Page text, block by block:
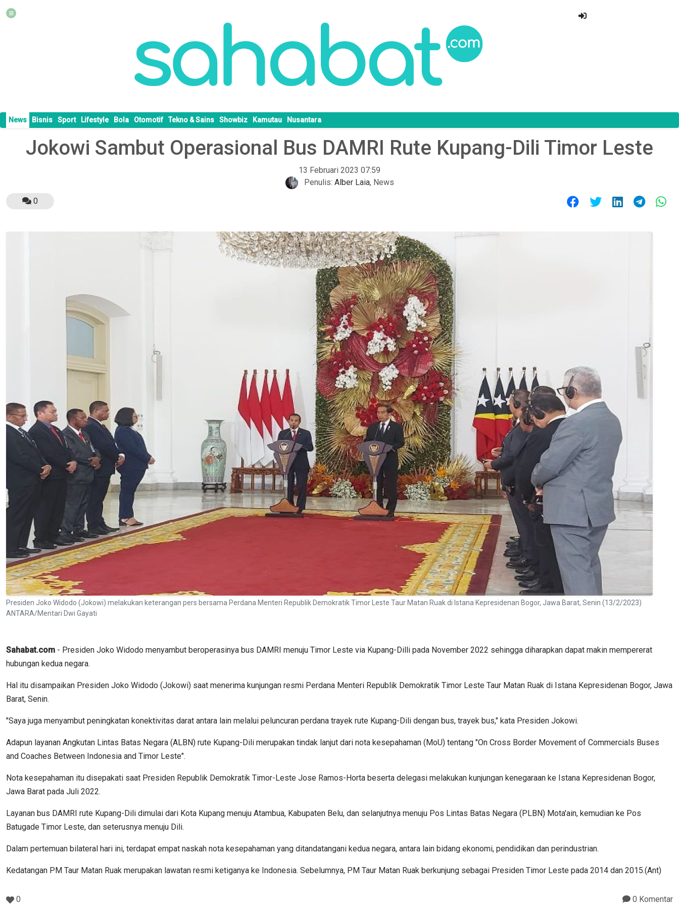
News Bisnis Sport Lifestyle Bola Otomotif Tekno & Sains Showbiz Kamutau Nusantara
Jokowi Sambut Operasional Bus DAMRI Rute Kupang-Dili Timor Leste
13 Februari 2023 07:59
Penulis: Alber Laia, News
0
Presiden Joko Widodo (Jokowi) melakukan keterangan pers bersama Perdana Menteri Republik Demokratik Timor Leste Taur Matan Ruak di Istana Kepresidenan Bogor, Jawa Barat, Senin (13/2/2023)
ANTARA/Mentari Dwi Gayati
Sahabat.com - Presiden Joko Widodo menyambut beroperasinya bus DAMRI menuju Timor Leste via Kupang-Dilli pada November 2022 sehingga diharapkan dapat makin mempererat
hubungan kedua negara.
Hal itu disampaikan Presiden Joko Widodo (Jokowi) saat menerima kunjungan resmi Perdana Menteri Republik Demokratik Timor Leste Taur Matan Ruak di Istana Kepresidenan Bogor, Jawa
Barat, Senin.
"Saya juga menyambut peningkatan konektivitas darat antara lain melalui peluncuran perdana trayek rute Kupang-Dili dengan bus, trayek bus," kata Presiden Jokowi.
Adapun layanan Angkutan Lintas Batas Negara (ALBN) rute Kupang-Dili merupakan tindak lanjut dari nota kesepahaman (MoU) tentang "On Cross Border Movement of Commercials Buses
and Coaches Between Indonesia and Timor Leste".
Nota kesepahaman itu disepakati saat Presiden Republik Demokratik Timor-Leste Jose Ramos-Horta beserta delegasi melakukan kunjungan kenegaraan ke Istana Kepresidenan Bogor,
Jawa Barat pada Juli 2022.
Layanan bus DAMRI rute Kupang-Dili dimulai dari Kota Kupang menuju Atambua, Kabupaten Belu, dan selanjutnya menuju Pos Lintas Batas Negara (PLBN) Mota'ain, kemudian ke Pos
Batugade Timor Leste, dan seterusnya menuju Dili.
Dalam pertemuan bilateral hari ini, terdapat empat naskah nota kesepahaman yang ditandatangani kedua negara, antara lain bidang ekonomi, pendidikan dan perindustrian.
Kedatangan PM Taur Matan Ruak merupakan lawatan resmi ketiganya ke Indonesia. Sebelumnya, PM Taur Matan Ruak berkunjung sebagai Presiden Timor Leste pada 2014 dan 2015.(Ant)
0 0 Komentar